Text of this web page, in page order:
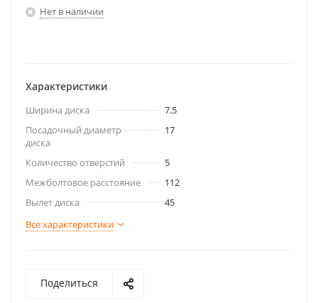
Нет в наличии
Характеристики
Ширина диска
7.5
Посадочный диаметр
диска
17
Количество отверстий
5
Межболтовое расстояние
112
Вылет диска
45
Все характеристики
Поделиться